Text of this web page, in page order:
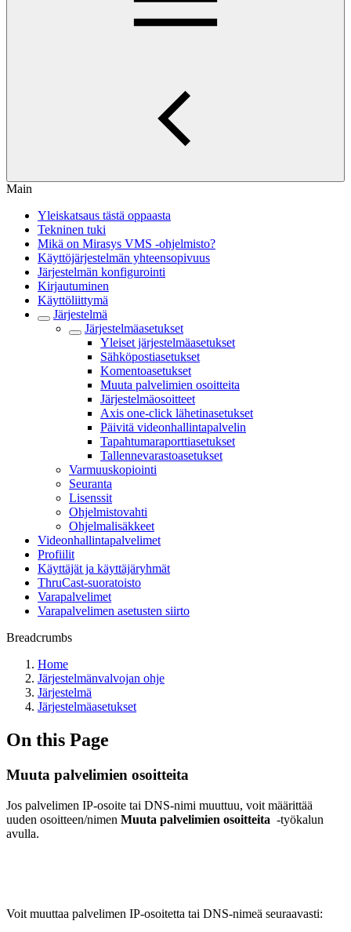
Main
Yleiskatsaus tästä oppaasta
Tekninen tuki
Mikä on Mirasys VMS -ohjelmisto?
Käyttöjärjestelmän yhteensopivuus
Järjestelmän konfigurointi
Kirjautuminen
Käyttöliittymä
Järjestelmä
Järjestelmäasetukset
Yleiset järjestelmäasetukset
Sähköpostiasetukset
Komentoasetukset
Muuta palvelimien osoitteita
Järjestelmäosoitteet
Axis one-click lähetinasetukset
Päivitä videonhallintapalvelin
Tapahtumaraporttiasetukset
Tallennevarastoasetukset
Varmuuskopiointi
Seuranta
Lisenssit
Ohjelmistovahti
Ohjelmalisäkkeet
Videonhallintapalvelimet
Profiilit
Käyttäjät ja käyttäjäryhmät
ThruCast-suoratoisto
Varapalvelimet
Varapalvelimen asetusten siirto
Breadcrumbs
Home
Järjestelmänvalvojan ohje
Järjestelmä
Järjestelmäasetukset
On this Page
Muuta palvelimien osoitteita
Jos palvelimen IP-osoite tai DNS-nimi muuttuu, voit määrittää
uuden osoitteen/nimen Muuta palvelimien osoitteita -työkalun
avulla.
Voit muuttaa palvelimen IP-osoitetta tai DNS-nimeä seuraavasti: